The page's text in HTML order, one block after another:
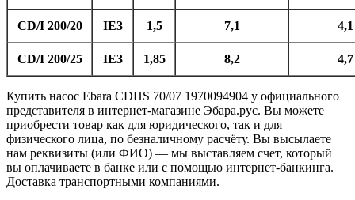
CD/I 200/20 IE3 1,5 7,1 4,1
CD/I 200/25 IE3 1,85 8,2 4,7
Купить насос Ebara CDHS 70/07 1970094904 у официального
представителя в интернет-магазине Эбара.рус. Вы можете
приобрести товар как для юридического, так и для
физического лица, по безналичному расчёту. Вы высылаете
нам реквизиты (или ФИО) — мы выставляем счет, который
вы оплачиваете в банке или с помощью интернет-банкинга.
Доставка транспортными компаниями.